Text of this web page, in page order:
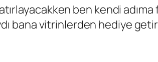
ben kendi
bana vitrinlerden hediye